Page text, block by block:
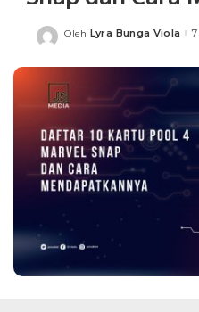
Posted
Oleh Lyra Bunga Viola